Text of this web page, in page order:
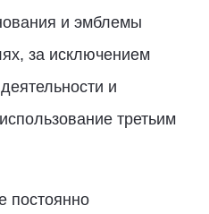
и эмблемы
за исключением
и
третьим
постоянно